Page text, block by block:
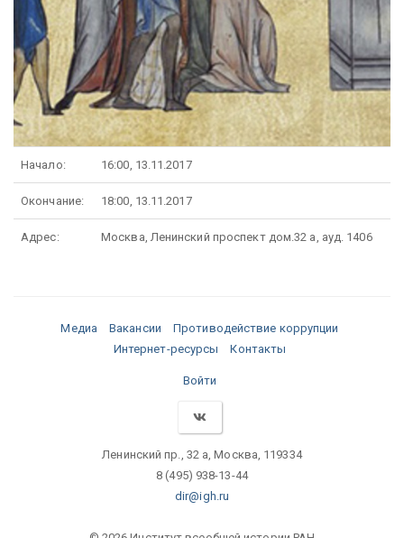
Начало: 16:00, 13.11.2017
Окончание: 18:00, 13.11.2017
Адрес: Москва, Ленинский проспект дом.32 а, ауд. 1406
Медиа Вакансии
Противодействие коррупции
Интернет-ресурсы
Контакты
Войти
Ленинский пр., 32 а, Москва, 119334
8 (495) 938-13-44
dir@igh.ru